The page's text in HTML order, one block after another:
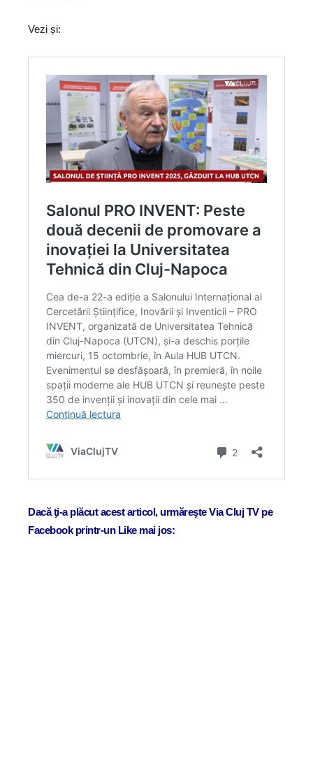
Vezi și:
Dacă ţi-a plăcut acest articol, urmăreşte Via Cluj TV pe
Facebook printr-un Like mai jos: